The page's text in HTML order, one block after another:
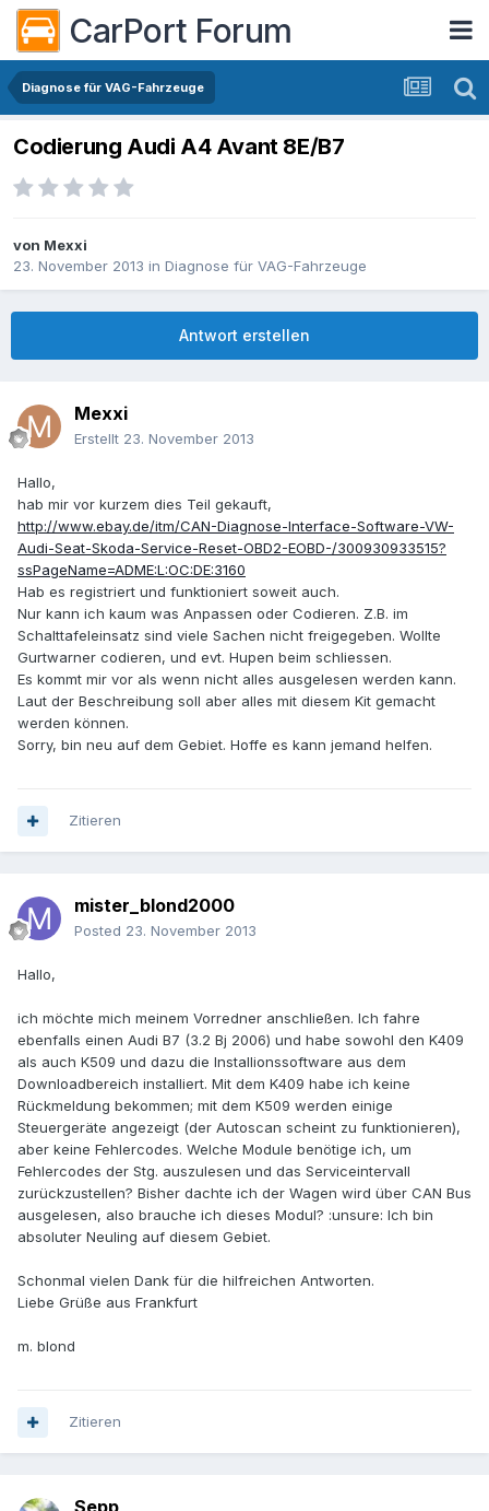
CarPort Forum
Diagnose für VAG-Fahrzeuge
Codierung Audi A4 Avant 8E/B7
von Mexxi
23. November 2013 in Diagnose für VAG-Fahrzeuge
Antwort erstellen
Mexxi
Erstellt 23. November 2013
Hallo,
hab mir vor kurzem dies Teil gekauft,
http://www.ebay.de/itm/CAN-Diagnose-Interface-Software-VW-
Audi-Seat-Skoda-Service-Reset-OBD2-EOBD-/300930933515?
ssPageName=ADME:L:OC:DE:3160
Hab es registriert und funktioniert soweit auch.
Nur kann ich kaum was Anpassen oder Codieren. Z.B. im
Schalttafeleinsatz sind viele Sachen nicht freigegeben. Wollte
Gurtwarner codieren, und evt. Hupen beim schliessen.
Es kommt mir vor als wenn nicht alles ausgelesen werden kann.
Laut der Beschreibung soll aber alles mit diesem Kit gemacht
werden können.
Sorry, bin neu auf dem Gebiet. Hoffe es kann jemand helfen.
Zitieren
mister_blond2000
Posted 23. November 2013
Hallo,
ich möchte mich meinem Vorredner anschließen. Ich fahre
ebenfalls einen Audi B7 (3.2 Bj 2006) und habe sowohl den K409
als auch K509 und dazu die Installionssoftware aus dem
Downloadbereich installiert. Mit dem K409 habe ich keine
Rückmeldung bekommen; mit dem K509 werden einige
Steuergeräte angezeigt (der Autoscan scheint zu funktionieren),
aber keine Fehlercodes. Welche Module benötige ich, um
Fehlercodes der Stg. auszulesen und das Serviceintervall
zurückzustellen? Bisher dachte ich der Wagen wird über CAN Bus
ausgelesen, also brauche ich dieses Modul? :unsure: Ich bin
absoluter Neuling auf diesem Gebiet.
Schonmal vielen Dank für die hilfreichen Antworten.
Liebe Grüße aus Frankfurt
m. blond
Zitieren